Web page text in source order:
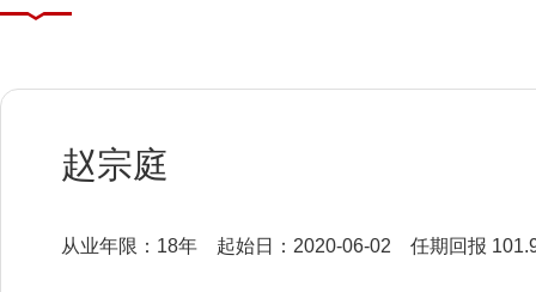
赵宗庭
从业年限：18年 起始日：2020-06-02 任期回报